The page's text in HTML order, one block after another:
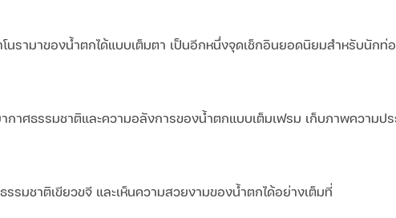
รามาของน้ำตกได้แบบเต็มตา เป็นอีกหนึ่งจุดเช็กอินยอดนิยมสำหรับนักท่
าศธรรมชาติและความอลังการของน้ำตกแบบเต็มเฟรม เก็บภาพความปร
มชาติเขียวขจี และเห็นความสวยงามของน้ำตกได้อย่างเต็มที่